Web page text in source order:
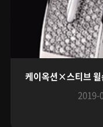
케이옥션×스티브
2019-